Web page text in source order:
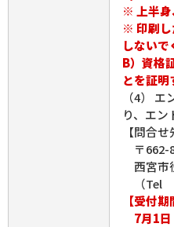
※ 上半身
※ 印刷し
しないで
B）資格
とを証
（4）
り、エ
【問合せ
〒662-
西宮市
（Tel
【受付期
7月1日